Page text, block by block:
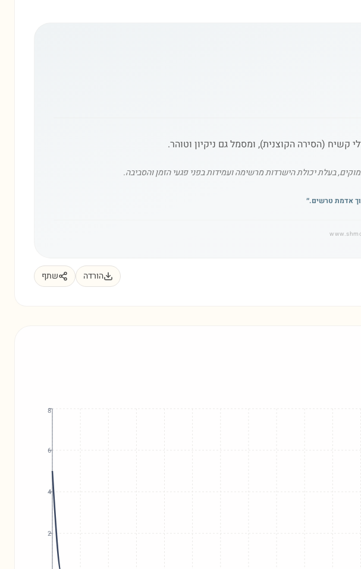
(הסירה הקוצנית), ומסמל גם ניקיון וטוהר.
בעלת יכולת הישרדות מרשימה ועמידות בפני פגעי הזמן והסביבה.
אדמת טרשים.״
הורדה שתף
2
4
6
8